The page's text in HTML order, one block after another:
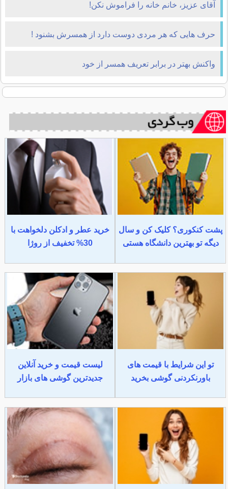
آقای عزیز، خانم خانه را فراموش نکن!
حرف هایی که هر مردی دوست دارد از همسرش بشنود !
واکنش بهتر در برابر تعریف همسر از خود
پشت کنکوری؟ کلیک کن و سال
دیگه تو بهترین دانشگاه هستی
خرید عطر و ادکلن دلخواهت با
30% تخفیف از روژا
تو این شرایط با قیمت های
باورنکردنی گوشی بخرید
لیست قیمت و خرید آنلاین
جدیدترین گوشی های بازار